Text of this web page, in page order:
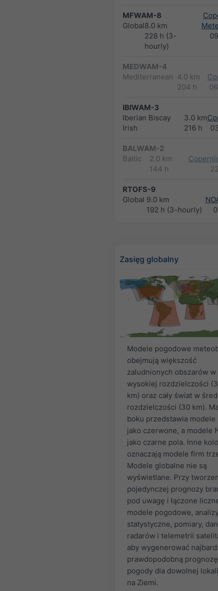
MFWAM-8
Global8.0 km
228 h (3-
hourly)
MEDWAM-4
Mediterranean 4.0 km
204 h
IBIWAM-3
Iberian Biscay
Irish
3.0 km
216 h
BALWAM-2
Baltic
2.0 km
144 h
RTOFS-9
Global 9.0 km
192 h (3-hourly)
Zasięg globalny
Modele pogodowe
obejmują większość
zaludnionych obszarów w
wysokiej rozdzielczości
km) oraz cały świat w
rozdzielczości (30 km).
boku przedstawia modele
jako czerwone, a modele
jako czarne pola. Inne
oznaczają modele firm
Modele globalne nie są
wyświetlane. Przy
pojedynczej prognozy
pod uwagę i łączone
modele pogodowe,
statystyczne, pomiary,
radarów i telemetrii
aby wygenerować
prawdopodobną prognozę
pogody dla dowolnej
na Ziemi.